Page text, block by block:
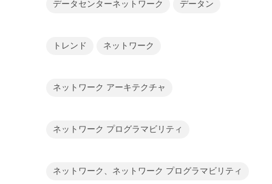
データセンターネットワーク データン
トレンド ネットワーク
ネットワーク アーキテクチャ
ネットワーク プログラマビリティ
ネットワーク、ネットワーク プログラマビリティ